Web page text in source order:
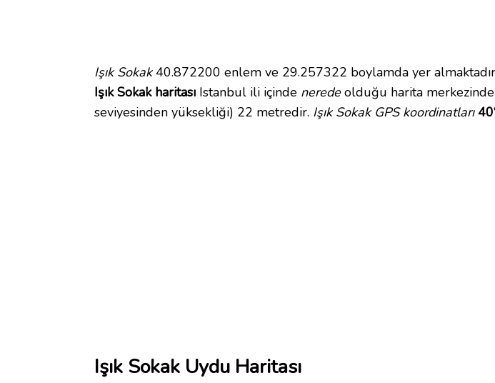
Işık Sokak40.872200 enlem ve 29.257322 boylamda yer
Işık Sokak haritası Istanbul ili içinde neredeolduğu harita merkezinde
seviyesinden yüksekliği) 22 metredir. Işık Sokak GPS koordinatları
Işık Sokak Uydu Haritası